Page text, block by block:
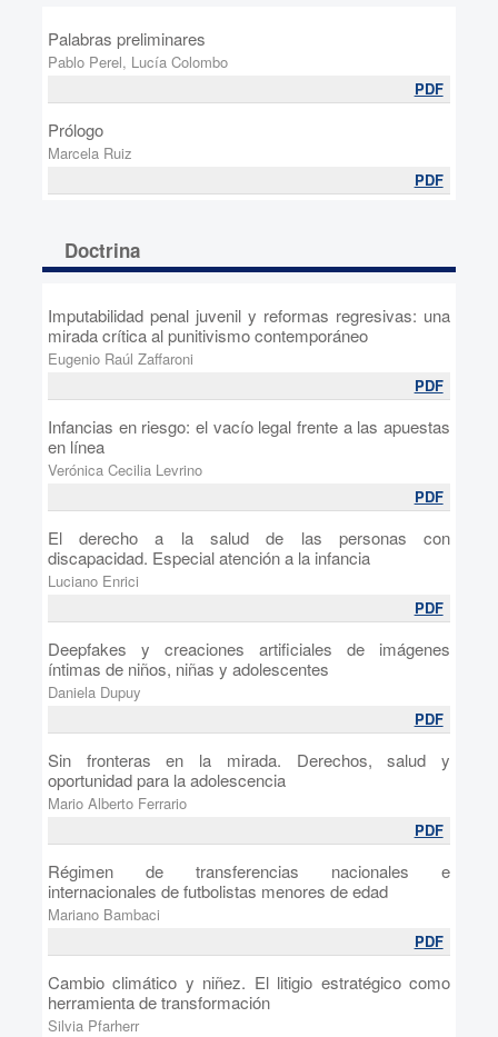
Palabras preliminares
Pablo Perel, Lucía Colombo
PDF
Prólogo
Marcela Ruiz
PDF
Doctrina
Imputabilidad penal juvenil y reformas regresivas: una
mirada crítica al punitivismo contemporáneo
Eugenio Raúl Zaffaroni
PDF
Infancias en riesgo: el vacío legal frente a las apuestas
en línea
Verónica Cecilia Levrino
PDF
El derecho a la salud de las personas con
discapacidad. Especial atención a la infancia
Luciano Enrici
PDF
Deepfakes y creaciones artificiales de imágenes
íntimas de niños, niñas y adolescentes
Daniela Dupuy
PDF
Sin fronteras en la mirada. Derechos, salud y
oportunidad para la adolescencia
Mario Alberto Ferrario
PDF
Régimen de transferencias nacionales e
internacionales de futbolistas menores de edad
Mariano Bambaci
PDF
Cambio climático y niñez. El litigio estratégico como
herramienta de transformación
Silvia Pfarherr